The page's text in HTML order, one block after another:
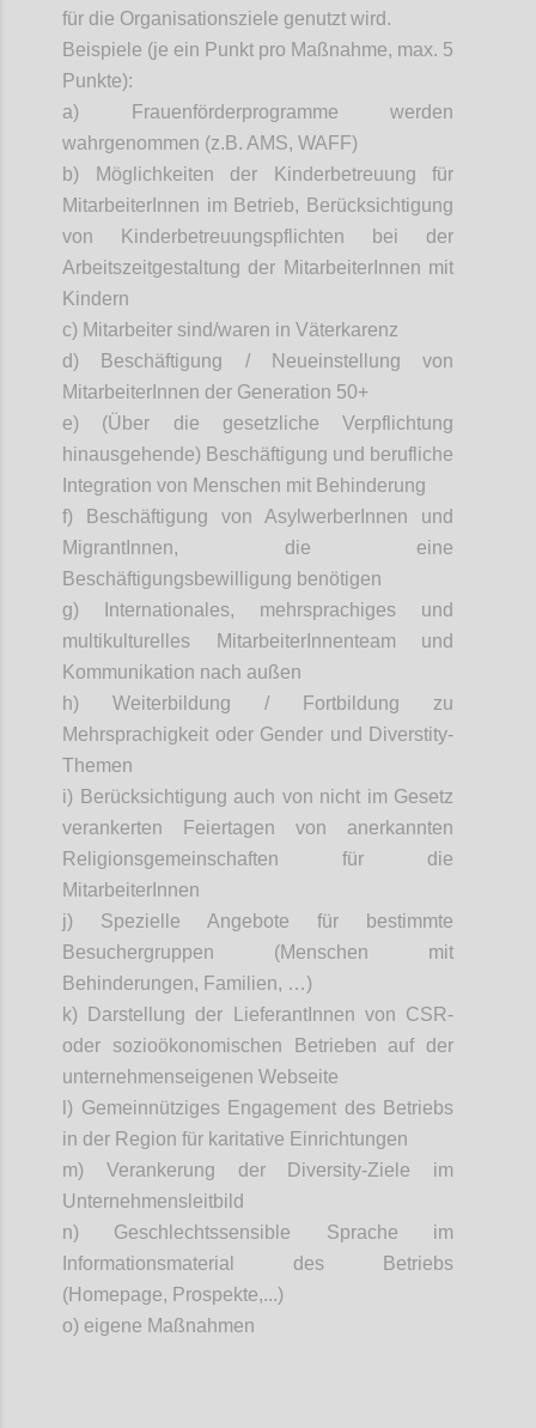
für die Organisationsziele genutzt wird.
Beispiele (je ein Punkt pro Maßnahme, max. 5
Punkte):
a) Frauenförderprogramme werden
wahrgenommen (z.B. AMS, WAFF)
b) Möglichkeiten der Kinderbetreuung für
MitarbeiterInnen im Betrieb, Berücksichtigung
von Kinderbetreuungspflichten bei der
Arbeitszeitgestaltung der MitarbeiterInnen mit
Kindern
c) Mitarbeiter sind/waren in Väterkarenz
d) Beschäftigung / Neueinstellung von
MitarbeiterInnen der Generation 50+
e) (Über die gesetzliche Verpflichtung
hinausgehende) Beschäftigung und berufliche
Integration von Menschen mit Behinderung
f) Beschäftigung von AsylwerberInnen und
MigrantInnen, die eine
Beschäftigungsbewilligung benötigen
g) Internationales, mehrsprachiges und
multikulturelles
MitarbeiterInnenteam und
Kommunikation nach außen
h) Weiterbildung / Fortbildung zu
Mehrsprachigkeit oder Gender und
Diverstity-
Themen
i) Berücksichtigung auch von nicht im Gesetz
verankerten Feiertagen von anerkannten
Religionsgemeinschaften für die
MitarbeiterInnen
j) Spezielle Angebote für bestimmte
Besuchergruppen (Menschen mit
Behinderungen, Familien, …)
k) Darstellung der
LieferantInnen von CSR-
oder sozioökonomischen Betrieben auf der
unternehmenseigenen Webseite
l) Gemeinnütziges Engagement des Betriebs
in der Region für karitative Einrichtungen
m) Verankerung der
Diversity-Ziele im
Unternehmensleitbild
n)
Geschlechtssensible Sprache im
Informationsmaterial des Betriebs
(Homepage, Prospekte,...)
o) eigene Maßnahmen